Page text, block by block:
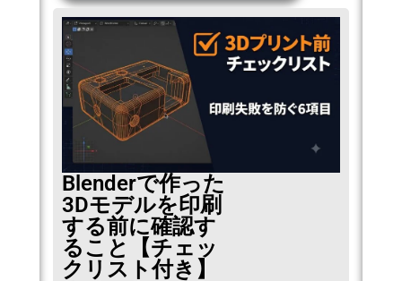
Blenderで作った
3Dモデルを印刷
する前に確認す
ること【チェッ
クリスト付き】